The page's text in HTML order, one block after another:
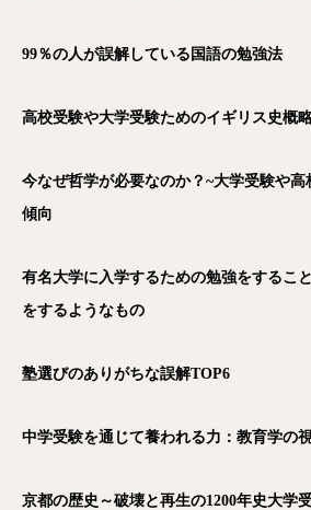
99％の人が誤解している国語の勉強法
高校受験や大学受験ためのイギリス史概
今なぜ哲学が必要なのか？~大学受験や
傾向
有名大学に入学するための勉強をするこ
をするようなもの
塾選びのありがちな誤解TOP6
中学受験を通じて養われる力：教育学の
京都の歴史～破壊と再生の1200年史大学